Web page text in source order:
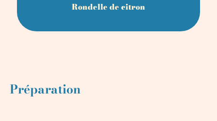
Rondelle de citron
Préparation